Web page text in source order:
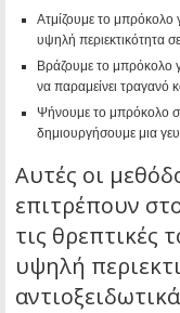
Ατμίζουμε το μπρόκολο
υψηλή περιεκτικότητα
Βράζουμε το μπρόκολο
να παραμείνει τραγανό
Ψήνουμε το μπρόκολο
δημιουργήσουμε μια
Αυτές οι
επιτρέπουν
τις θρεπτικές
υψηλή